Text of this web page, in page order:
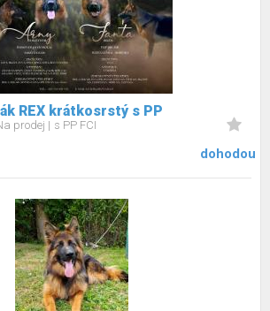
REX krátkosrstý s PP
prodej s PP FCI
dohodou